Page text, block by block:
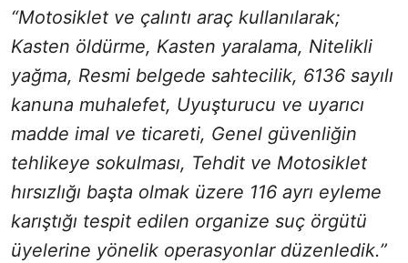
“Motosiklet ve çalıntı araç kullanılarak;
Kasten öldürme, Kasten yaralama, Nitelikli
yağma, Resmi belgede sahtecilik, 6136 sayılı
kanuna muhalefet, Uyuşturucu ve uyarıcı
madde imal ve ticareti, Genel güvenliğin
tehlikeye sokulması, Tehdit ve Motosiklet
hırsızlığı başta olmak üzere 116 ayrı eyleme
karıştığı tespit edilen organize suç örgütü
üyelerine yönelik operasyonlar düzenledik.”